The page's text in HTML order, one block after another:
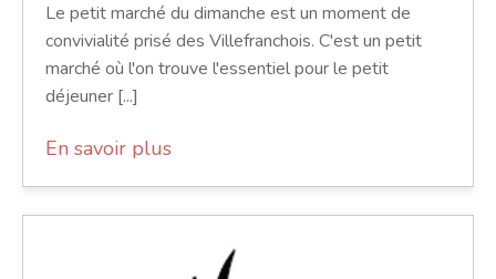
Le petit marché du dimanche est un moment de
convivialité prisé des Villefranchois. C'est un petit
marché où l'on trouve l'essentiel pour le petit
déjeuner [...]
En savoir plus